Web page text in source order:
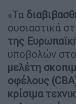
«Τα
ουσιαστικά
της
υποβολών στο
μελέτη
οφέλους
κρίσιμα